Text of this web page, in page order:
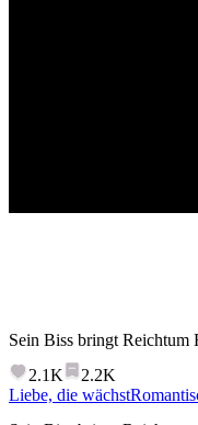
Sein Biss bringt Reichtum
2.1K
2.2K
Liebe, die wächst